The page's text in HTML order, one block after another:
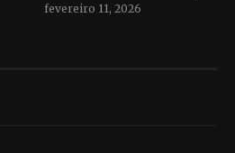
fevereiro 11, 2026